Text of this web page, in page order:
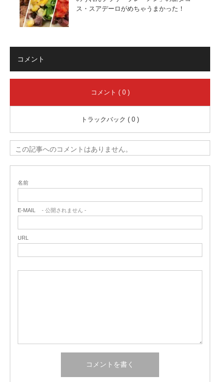
ス・スアデーロがめちゃうまかった！
コメント
コメント ( 0 )
トラックバック ( 0 )
この記事へのコメントはありません。
名前
E-MAIL - 公開されません -
URL